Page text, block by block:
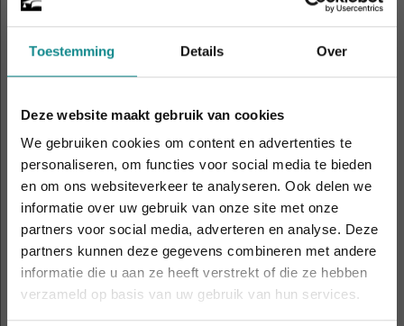
Toestemming Details Over
Deze website maakt gebruik van cookies
We gebruiken cookies om content en advertenties te
personaliseren, om functies voor social media te bieden
en om ons websiteverkeer te analyseren. Ook delen we
informatie over uw gebruik van onze site met onze
partners voor social media, adverteren en analyse. Deze
partners kunnen deze gegevens combineren met andere
informatie die u aan ze heeft verstrekt of die ze hebben
verzameld op basis van uw gebruik van hun services.
Nijmegen Rotterdam
Utrecht
Laatste week! 10% korting t.e.m. 15 augustus,
daarna eindigt de zomeractie definitief.
Sluiten